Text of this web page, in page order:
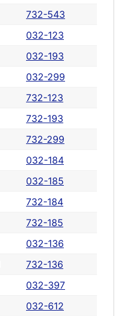
732-543
032-123
032-193
032-299
732-123
732-193
732-299
032-184
032-185
732-184
732-185
032-136
732-136
032-397
032-612